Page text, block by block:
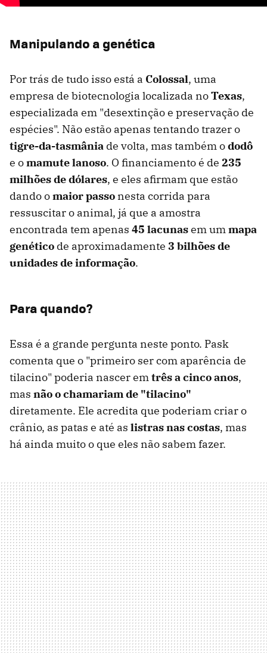
Manipulando a genética
Por trás de tudo isso está a Colossal, uma
empresa de biotecnologia localizada noTexas,
especializada em "desextinção e preservação de
espécies". Não estão apenas tentando trazer o
tigre-da-tasmânia de volta, mas também ododô
e omamute lanoso. O financiamento é de 235
milhões de dólares, e eles afirmam que estão
dando omaior passo nesta corrida para
ressuscitar o animal, já que a amostra
encontrada tem apenas 45 lacunasem um mapa
genético de aproximadamente 3 bilhões de
unidades de informação.
Para quando?
Essa é a grande pergunta neste ponto. Pask
comenta que o "primeiro ser com aparência de
tilacino" poderia nascer em três a cinco anos,
mas não o chamariam de "tilacino"
diretamente. Ele acredita que poderiam criar o
crânio, as patas e até as listras nas costas, mas
há ainda muito o que eles não sabem fazer.